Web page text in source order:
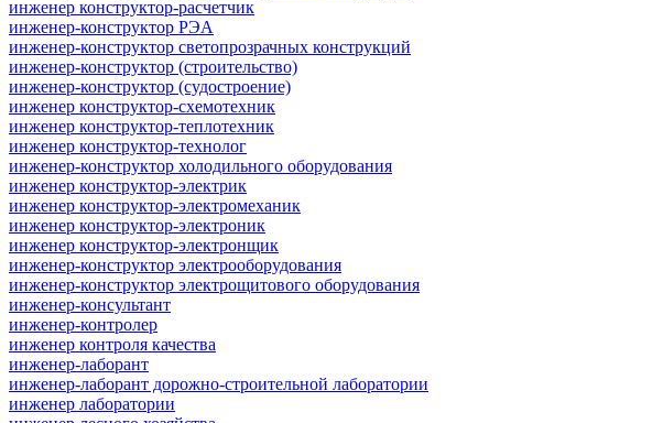
инженер конструктор-расчетчик
инженер-конструктор РЭА
инженер-конструктор светопрозрачных конструкций
инженер-конструктор (строительство)
инженер-конструктор (судостроение)
инженер конструктор-схемотехник
инженер конструктор-теплотехник
инженер конструктор-технолог
инженер-конструктор холодильного оборудования
инженер конструктор-электрик
инженер конструктор-электромеханик
инженер конструктор-электроник
инженер конструктор-электронщик
инженер-конструктор электрооборудования
инженер-конструктор электрощитового оборудования
инженер-консультант
инженер-контролер
инженер контроля качества
инженер-лаборант
инженер-лаборант дорожно-строительной лаборатории
инженер лаборатории